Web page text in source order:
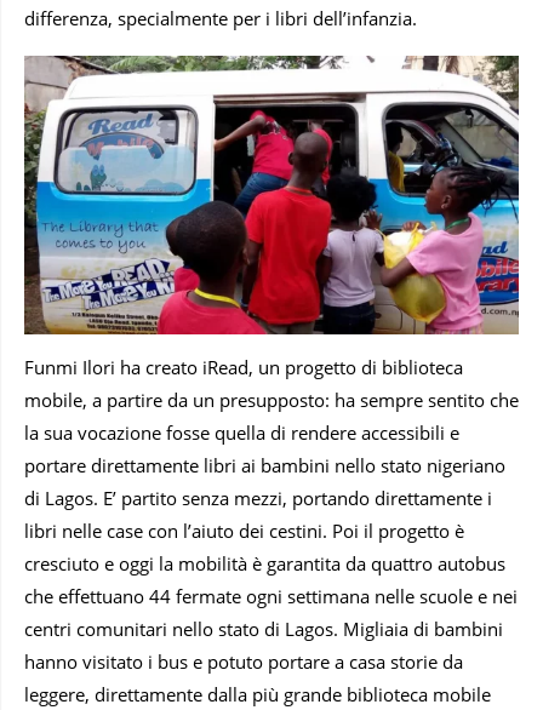
differenza, specialmente per i libri dell’infanzia.
Funmi Ilori ha creato iRead, un progetto di biblioteca
mobile, a partire da un presupposto: ha sempre sentito che
la sua vocazione fosse quella di rendere accessibili e
portare direttamente libri ai bambini nello stato nigeriano
di Lagos. E’ partito senza mezzi, portando direttamente i
libri nelle case con l’aiuto dei cestini. Poi il progetto è
cresciuto e oggi la mobilità è garantita da quattro autobus
che effettuano 44 fermate ogni settimana nelle scuole e nei
centri comunitari nello stato di Lagos. Migliaia di bambini
hanno visitato i bus e potuto portare a casa storie da
leggere, direttamente dalla più grande biblioteca mobile